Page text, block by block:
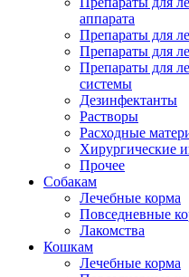
аппарата
Препараты для
Препараты для
Препараты для
системы
Дезинфектанты
Растворы
Расходные
Хирургические
Прочее
Собакам
Лечебные корма
Повседневные
Лакомства
Кошкам
Лечебные корма